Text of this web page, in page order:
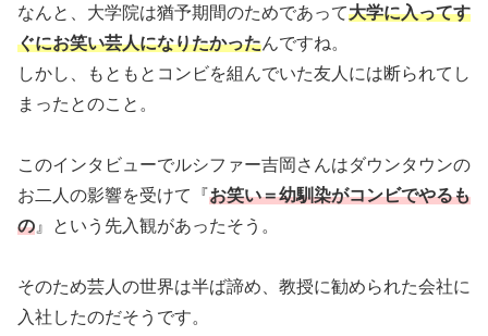
なんと、大学院は猶予期間のためであって大学に入ってす
ぐにお笑い芸人になりたかったんですね。
しかし、もともとコンビを組んでいた友人には断られてし
まったとのこと。
このインタビューでルシファー吉岡さんはダウンタウンの
お二人の影響を受けて『お笑い＝幼馴染がコンビでやるも
の 』という先入観があったそう。
そのため芸人の世界は半ば諦め、教授に勧められた会社に
入社したのだそうです。